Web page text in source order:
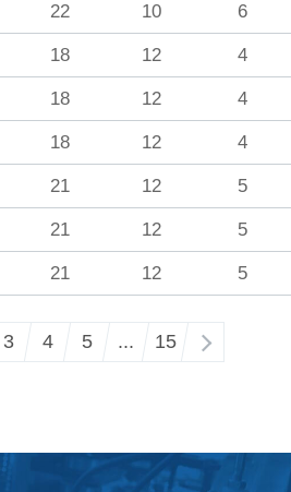
22 10 6
18 12 4
18 12 4
18 12 4
21 12 5
21 12 5
21 12 5
3 4 5 ... 15 ›